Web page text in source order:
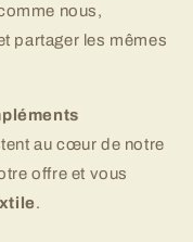
nous,
partager les mêmes
au cœur de notre
offre et vous
.